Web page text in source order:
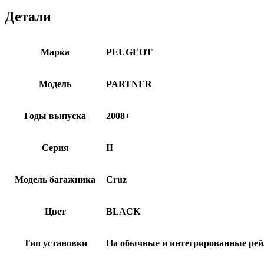
Детали
Марка PEUGEOT
Модель PARTNER
Годы выпуска 2008+
Серия II
Модель багажника Cruz
Цвет BLACK
Тип установки На обычные и интегрированные